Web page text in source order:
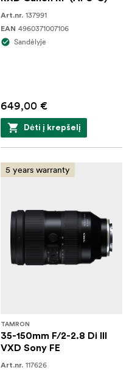
Art.nr. 137991
EAN 4960371007106
Sandėlyje
649,00 €
Dėti į krepšelį
5 years warranty
TAMRON
35-150mm F/2-2.8 Di III
VXD Sony FE
Art.nr. 117626